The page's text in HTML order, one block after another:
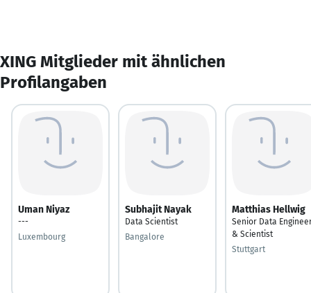
XING Mitglieder mit ähnlichen
Profilangaben
Uman Niyaz
---
Luxembourg
Subhajit Nayak
Data Scientist
Bangalore
Matthias Hellwig
Senior Data
& Scientist
Stuttgart